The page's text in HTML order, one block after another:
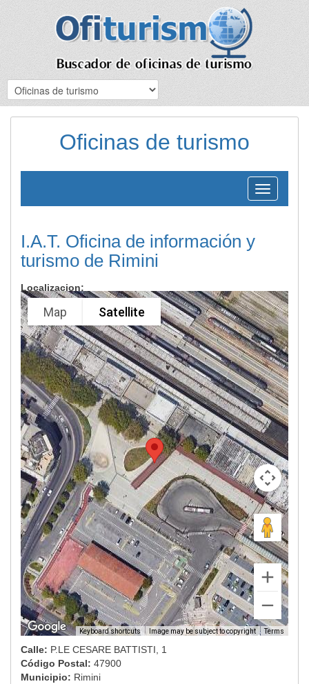
Oficinas de turismo
Toggle
navigation
I.A.T. Oficina de información y
turismo de Rimini
Localizacion:
Map Satellite
Keyboard shortcuts Image may be subject to copyright Terms
Calle: P.LE CESARE BATTISTI, 1
Código Postal: 47900
Municipio: Rimini